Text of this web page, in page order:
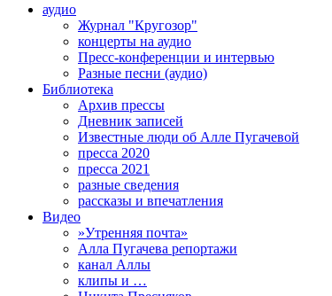
аудио
Журнал "Кругозор"
концерты на аудио
Пресс-конференции и интервью
Разные песни (аудио)
Библиотека
Архив прессы
Дневник записей
Известные люди об Алле Пугачевой
пресса 2020
пресса 2021
разные сведения
рассказы и впечатления
Видео
»Утренняя почта»
Алла Пугачева репортажи
канал Аллы
клипы и …